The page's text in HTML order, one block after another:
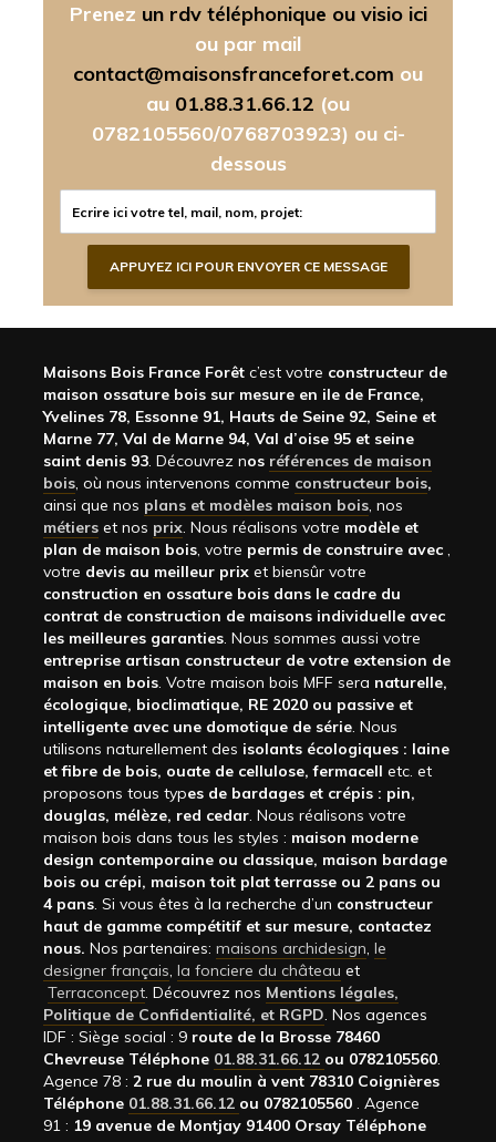
Prenez un rdv téléphonique ou visio ici
ou par mail
contact@maisonsfranceforet.com ou
au 01.88.31.66.12 (ou
0782105560/0768703923) ou ci-
dessous
Maisons Bois France Forêt c’est votre constructeur de
maison ossature bois sur mesure en ile de France,
Yvelines 78, Essonne 91, Hauts de Seine 92, Seine et
Marne 77, Val de Marne 94, Val d’oise 95 et seine
saint denis 93. Découvrez nos références de maison
bois, où nous intervenons comme constructeur bois,
ainsi que nos plans et modèles maison bois, nos
métiers et nos prix. Nous réalisons votre modèle et
plan de maison bois, votre permis de construire avec ,
votre devis au meilleur prix et biensûr votre
construction en ossature bois dans le cadre du
contrat de construction de maisons individuelle avec
les meilleures garanties. Nous sommes aussi votre
entreprise artisan constructeur de votre extension de
maison en bois. Votre maison bois MFF sera naturelle,
écologique, bioclimatique, RE 2020 ou passive et
intelligente avec une domotique de série. Nous
utilisons naturellement des isolants écologiques : laine
et fibre de bois, ouate de cellulose, fermacell etc. et
proposons tous types de bardages et crépis : pin,
douglas, mélèze, red cedar. Nous réalisons votre
maison bois dans tous les styles : maison moderne
design contemporaine ou classique, maison bardage
bois ou crépi, maison toit plat terrasse ou 2 pans ou
4 pans. Si vous êtes à la recherche d’un constructeur
haut de gamme compétitif et sur mesure, contactez
nous. Nos partenaires: maisons archidesign, le
designer français, la fonciere du château et
Terraconcept. Découvrez nos Mentions légales,
Politique de Confidentialité, et RGPD. Nos agences
IDF : Siège social : 9 route de la Brosse 78460
Chevreuse Téléphone 01.88.31.66.12 ou 0782105560.
Agence 78 : 2 rue du moulin à vent 78310 Coignières
Téléphone 01.88.31.66.12 ou 0782105560 . Agence
91 : 19 avenue de Montjay 91400 Orsay Téléphone